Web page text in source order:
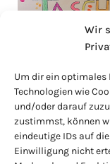
Wir
Um dir ein optimales
Technologien wie
und/oder darauf
zustimmst, können
eindeutige IDs auf
Einwilligung nicht